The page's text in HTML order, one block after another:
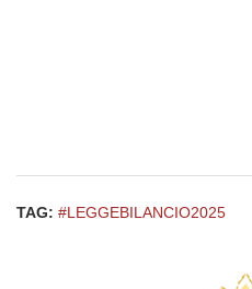
TAG: #LEGGEBILANCIO2025